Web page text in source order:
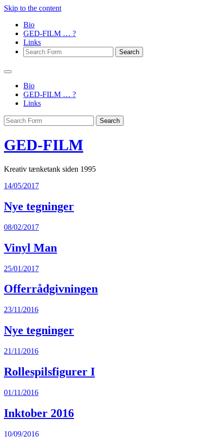
Skip to the content
Bio
GED-FILM … ?
Links
Search
Bio
GED-FILM … ?
Links
Search
GED-FILM
Kreativ tænketank siden 1995
14/05/2017
Nye tegninger
08/02/2017
Vinyl Man
25/01/2017
Offerrådgivningen
23/11/2016
Nye tegninger
21/11/2016
Rollespilsfigurer I
01/11/2016
Inktober 2016
10/09/2016